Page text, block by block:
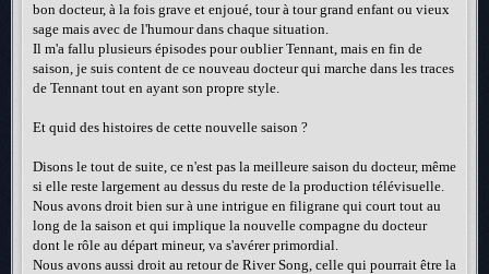
bon docteur, à la fois grave et enjoué, tour à tour grand enfant ou vieux
sage mais avec de l'humour dans chaque situation.
Il m'a fallu plusieurs épisodes pour oublier Tennant, mais en fin de
saison, je suis content de ce nouveau docteur qui marche dans les traces
de Tennant tout en ayant son propre style.
Et quid des histoires de cette nouvelle saison ?
Disons le tout de suite, ce n'est pas la meilleure saison du docteur, même
si elle reste largement au dessus du reste de la production télévisuelle.
Nous avons droit bien sur à une intrigue en filigrane qui court tout au
long de la saison et qui implique la nouvelle compagne du docteur
dont le rôle au départ mineur, va s'avérer primordial.
Nous avons aussi droit au retour de River Song, celle qui pourrait être la